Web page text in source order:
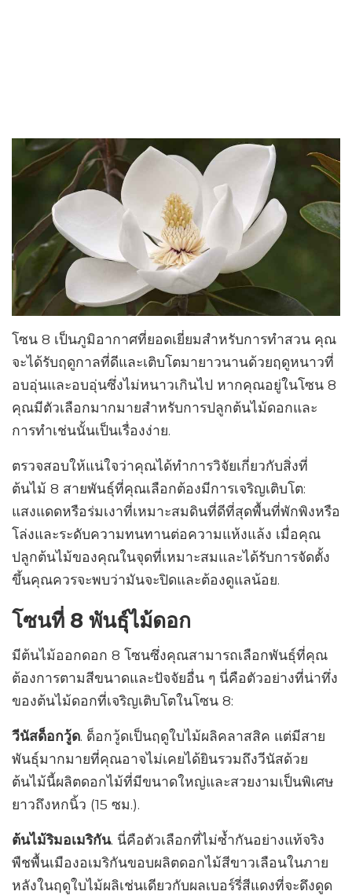
โซน 8 เป็นภูมิอากาศที่ยอดเยี่ยมสำหรับการทำสวน คุณ
จะได้รับฤดูกาลที่ดีและเติบโตมายาวนานด้วยฤดูหนาวที่
อบอุ่นและอบอุ่นซึ่งไม่หนาวเกินไป หากคุณอยู่ในโซน 8
คุณมีตัวเลือกมากมายสำหรับการปลูกต้นไม้ดอกและ
การทำเช่นนั้นเป็นเรื่องง่าย.
ตรวจสอบให้แน่ใจว่าคุณได้ทำการวิจัยเกี่ยวกับสิ่งที่
ต้นไม้ 8 สายพันธุ์ที่คุณเลือกต้องมีการเจริญเติบโต:
แสงแดดหรือร่มเงาที่เหมาะสมดินที่ดีที่สุดพื้นที่พักพิงหรือ
โล่งและระดับความทนทานต่อความแห้งแล้ง เมื่อคุณ
ปลูกต้นไม้ของคุณในจุดที่เหมาะสมและได้รับการจัดตั้ง
ขึ้นคุณควรจะพบว่ามันจะปิดและต้องดูแลน้อย.
โซนที่ 8 พันธุ์ไม้ดอก
มีต้นไม้ออกดอก 8 โซนซึ่งคุณสามารถเลือกพันธุ์ที่คุณ
ต้องการตามสีขนาดและปัจจัยอื่น ๆ นี่คือตัวอย่างที่น่าทึ่ง
ของต้นไม้ดอกที่เจริญเติบโตในโซน 8:
วีนัสด็อกวู้ด. ด็อกวู้ดเป็นฤดูใบไม้ผลิคลาสสิค แต่มีสาย
พันธุ์มากมายที่คุณอาจไม่เคยได้ยินรวมถึงวีนัสด้วย
ต้นไม้นี้ผลิตดอกไม้ที่มีขนาดใหญ่และสวยงามเป็นพิเศษ
ยาวถึงหกนิ้ว (15 ซม.).
ต้นไม้ริมอเมริกัน. นี่คือตัวเลือกที่ไม่ซ้ำกันอย่างแท้จริง
พืชพื้นเมืองอเมริกันขอบผลิตดอกไม้สีขาวเลือนในภาย
หลังในฤดูใบไม้ผลิเช่นเดียวกับผลเบอร์รี่สีแดงที่จะดึงดูด